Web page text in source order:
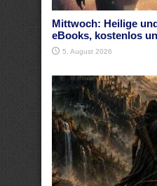
Mittwoch: Heilige
eBooks, kostenlos
5. August 2026